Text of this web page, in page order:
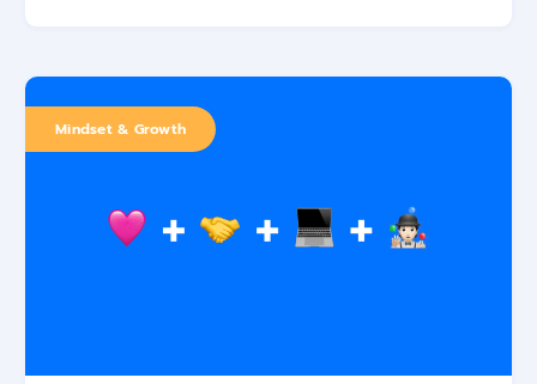
Mindset & Growth